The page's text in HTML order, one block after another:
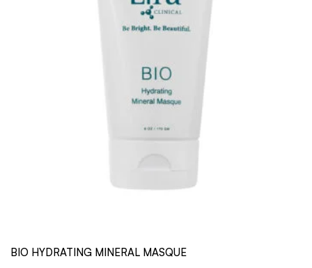
BIO HYDRATING MINERAL MASQUE